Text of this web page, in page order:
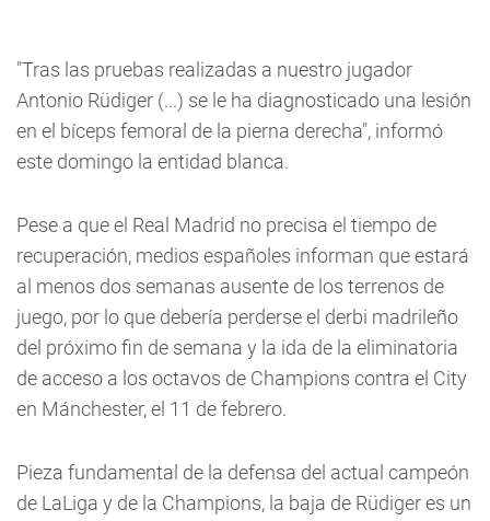
"Tras las pruebas realizadas a nuestro jugador
Antonio Rüdiger (...) se le ha diagnosticado una lesión
en el bíceps femoral de la pierna derecha", informó
este domingo la entidad blanca.
Pese a que el Real Madrid no precisa el tiempo de
recuperación, medios españoles informan que estará
al menos dos semanas ausente de los terrenos de
juego, por lo que debería perderse el derbi madrileño
del próximo fin de semana y la ida de la eliminatoria
de acceso a los octavos de Champions contra el City
en Mánchester, el 11 de febrero.
Pieza fundamental de la defensa del actual campeón
de LaLiga y de la Champions, la baja de Rüdiger es un